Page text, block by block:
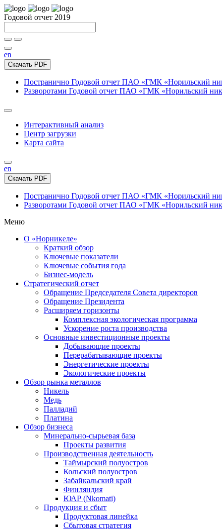
Годовой отчет 2019
en
Скачать PDF
Постранично Годовой отчет ПАО «ГМК «Норильский
Разворотами Годовой отчет ПАО «ГМК «Норильский
Интерактивный анализ
Центр загрузки
Карта сайта
en
Скачать PDF
Постранично Годовой отчет ПАО «ГМК «Норильский
Разворотами Годовой отчет ПАО «ГМК «Норильский
Меню
О «Норникеле»
Краткий обзор
Ключевые показатели
Ключевые события года
Бизнес-модель
Стратегический отчет
Обращение Председателя Совета директоров
Обращение Президента
Расширяем горизонты
Комплексная экологическая программа
Ускорение роста производства
Основные инвестиционные проекты
Добывающие проекты
Перерабатывающие проекты
Энергетические проекты
Экологические проекты
Обзор рынка металлов
Никель
Медь
Палладий
Платина
Обзор бизнеса
Минерально-сырьевая база
Проекты развития
Производственная деятельность
Таймырский полуостров
Кольский полуостров
Забайкальский край
Финляндия
ЮАР (Nkomati)
Продукция и сбыт
Продуктовая линейка
Сбытовая стратегия